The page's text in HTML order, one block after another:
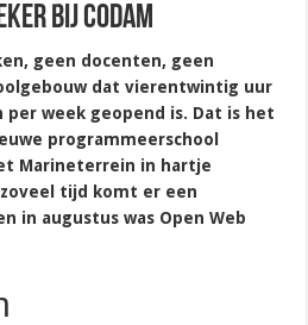
bij Codam
geen docenten, geen
dat vierentwintig uur
per week geopend is. Dat is het
programmeerschool
Marineterrein in hartje
tijd komt er een
in augustus was Open Web